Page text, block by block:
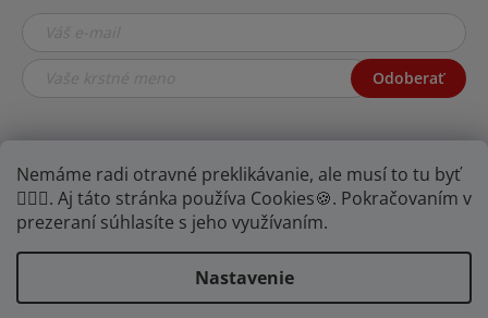
Nemáme radi otravné preklikávanie, ale musí to tu byť
🤦🏾‍♂️. Aj táto stránka používa Cookies🍪. Pokračovaním v
prezeraní súhlasíte s jeho využívaním.
Nastavenie
Odoberať
YOUTUBE FB IG